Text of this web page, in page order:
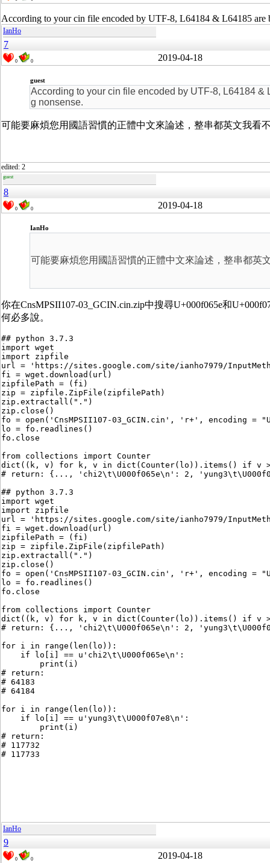
According to your cin file encoded by UTF-8, L64184 & L64185 are
IanHo
7
0 0 2019-04-18
guest
According to your cin file encoded by UTF-8, L64184
g nonsense.
可能要麻煩您用國語習慣的正體中文來論述，整串都英文我看
edited: 2
guest
8
0 0 2019-04-18
IanHo
可能要麻煩您用國語習慣的正體中文來論述，整串都英
你在CnsMPSII107-03_GCIN.cin.zip中搜尋U+000f065e和
何必多說。
## python 3.7.3
import wget
import zipfile
url = 'https://sites.google.com/site/ianho7979/
fi = wget.download(url)
zipfilePath = (fi)
zip = zipfile.ZipFile(zipfilePath)
zip.extractall(".")
zip.close()
fo = open('CnsMPSII107-03_GCIN.cin', 'r+', encoding =
lo = fo.readlines()
fo.close
from collections import Counter
dict((k, v) for k, v in dict(Counter(lo)).items() if v
# return: {..., 'chi2\t\U000f065e\n': 2,
## python 3.7.3
import wget
import zipfile
url = 'https://sites.google.com/site/ianho7979/
fi = wget.download(url)
zipfilePath = (fi)
zip = zipfile.ZipFile(zipfilePath)
zip.extractall(".")
zip.close()
fo = open('CnsMPSII107-03_GCIN.cin', 'r+', encoding =
lo = fo.readlines()
fo.close
from collections import Counter
dict((k, v) for k, v in dict(Counter(lo)).items() if v
# return: {..., 'chi2\t\U000f065e\n': 2,
for i in range(len(lo)):
if lo[i] == u'chi2\t\U000f065e\n':
print(i)
# return:
# 64183
# 64184
for i in range(len(lo)):
if lo[i] == u'yung3\t\U000f07e8\n':
print(i)
# return:
# 117732
# 117733
IanHo
9
0 0 2019-04-18